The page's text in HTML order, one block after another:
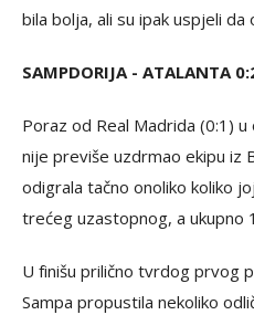
bila bolja, ali su ipak uspjeli
SAMPDORIJA - ATALANTA
Poraz od Real Madrida (0:1)
nije previše uzdrmao ekipu iz
odigrala tačno onoliko koliko
trećeg uzastopnog, a ukupno
U finišu prilično tvrdog prvog
Sampa propustila nekoliko